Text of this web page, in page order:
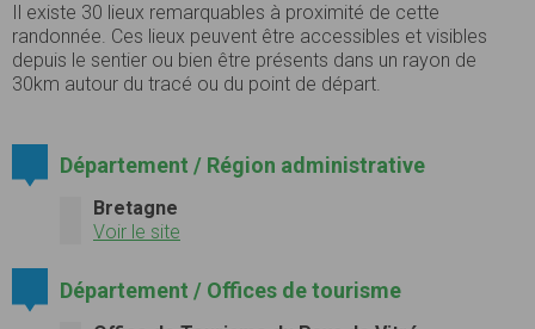
Il existe 30 lieux remarquables à proximité de cette
randonnée. Ces lieux peuvent être accessibles et visibles
depuis le sentier ou bien être présents dans un rayon de
30km autour du tracé ou du point de départ.
Département / Région administrative
Bretagne
Voir le site
Département / Offices de tourisme